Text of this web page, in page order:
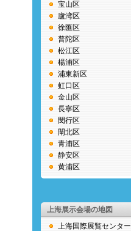
宝山区
廬湾区
徐匯区
普陀区
松江区
楊浦区
浦東新区
虹口区
金山区
長寧区
閔行区
閘北区
青浦区
静安区
黄浦区
上海展示会場の地図
上海国際展覧センター